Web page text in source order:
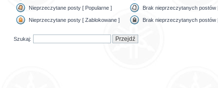
Nieprzeczytane posty [ Popularne ] Brak nieprzeczytanych postów
Nieprzeczytane posty [ Zablokowane ] Brak nieprzeczytanych postów
Szukaj: